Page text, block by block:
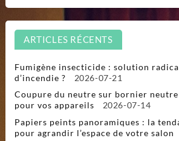
ARTICLES RÉCENTS
Fumigène insecticide : solution
d’incendie ?
2026-07-21
Coupure du neutre sur bornier neutre
pour vos appareils
2026-07-14
Papiers peints panoramiques : la
pour agrandir l’espace de votre salon